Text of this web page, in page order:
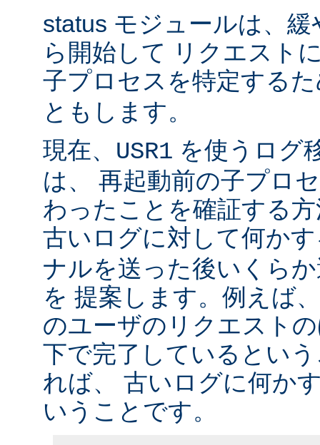
status モジュールは、
ら開始して リクエスト
子プロセスを特定する
ともします。
現在、 USR1 を使うログ
は、 再起動前の子プロ
わったことを確証する
古いログに対して何か
ナルを送った後いくら
を 提案します。例えば
のユーザのリクエスト
下で完了しているとい
れば、 古いログに何か
いうことです。